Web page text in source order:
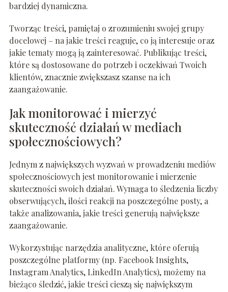
bardziej dynamiczna.
Tworząc treści, pamiętaj o zrozumieniu swojej grupy
docelowej – na jakie treści reaguje, co ją interesuje oraz
jakie tematy mogą ją zainteresować. Publikując treści,
które są dostosowane do potrzeb i oczekiwań Twoich
klientów, znacznie zwiększasz szanse na ich
zaangażowanie.
Jak monitorować i mierzyć
skuteczność działań w mediach
społecznościowych?
Jednym z największych wyzwań w prowadzeniu mediów
społecznościowych jest monitorowanie i mierzenie
skuteczności swoich działań. Wymaga to śledzenia liczby
obserwujących, ilości reakcji na poszczególne posty, a
także analizowania, jakie treści generują największe
zaangażowanie.
Wykorzystując narzędzia analityczne, które oferują
poszczególne platformy (np. Facebook Insights,
Instagram Analytics, LinkedIn Analytics), możemy na
bieżąco śledzić, jakie treści cieszą się największym